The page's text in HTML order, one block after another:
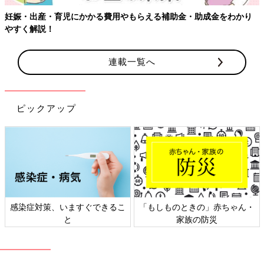
【ワクチン接種できるものも】妊婦の感染症対策、知っておいて！
連載一覧へ
ピックアップ
日本外来小児科学会リーフレッ
ト検討会
六星占術 細木かおりさんの人生
相談